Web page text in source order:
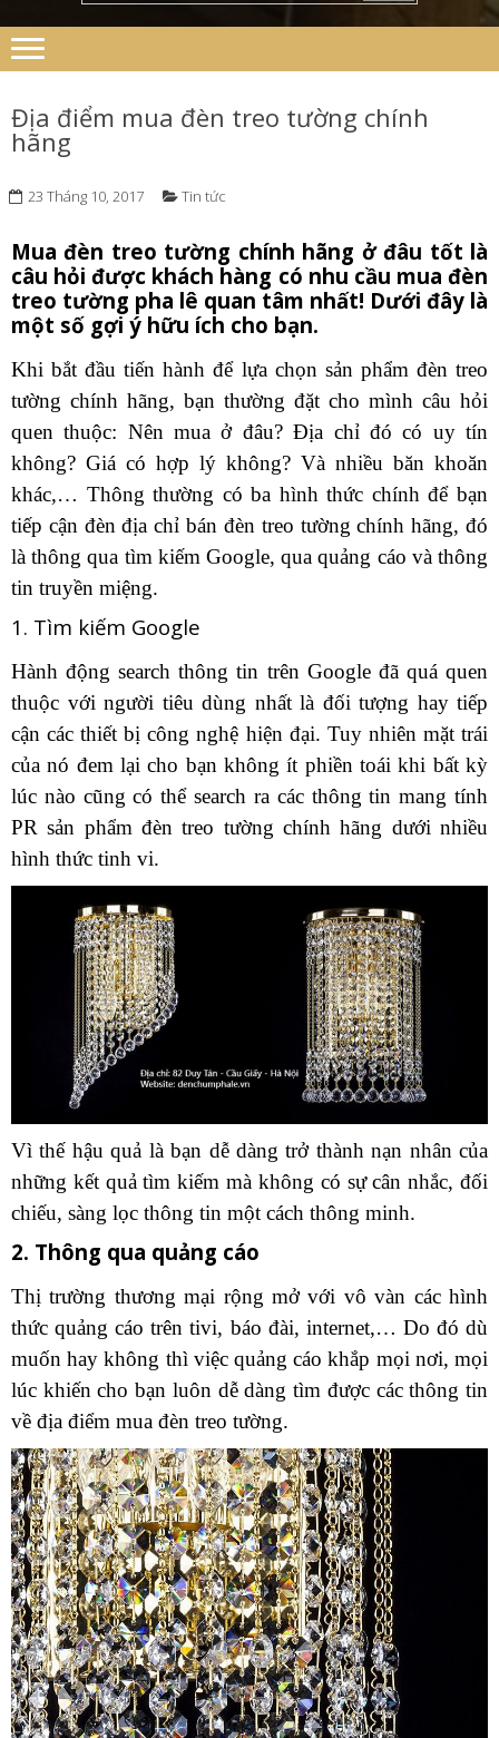
Địa điểm mua đèn treo tường chính
hãng
23 Tháng 10, 2017 Tin tức
Mua đèn treo tường chính hãng ở đâu tốt là
câu hỏi được khách hàng có nhu cầu mua đèn
treo tường pha lê quan tâm nhất! Dưới đây là
một số gợi ý hữu ích cho bạn.
Khi bắt đầu tiến hành để lựa chọn sản phẩm đèn treo
tường chính hãng, bạn thường đặt cho mình câu hỏi
quen thuộc: Nên mua ở đâu? Địa chỉ đó có uy tín
không? Giá có hợp lý không? Và nhiều băn khoăn
khác,… Thông thường có ba hình thức chính để bạn
tiếp cận đèn địa chỉ bán đèn treo tường chính hãng, đó
là thông qua tìm kiếm Google, qua quảng cáo và thông
tin truyền miệng.
1. Tìm kiếm Google
Hành động search thông tin trên Google đã quá quen
thuộc với người tiêu dùng nhất là đối tượng hay tiếp
cận các thiết bị công nghệ hiện đại. Tuy nhiên mặt trái
của nó đem lại cho bạn không ít phiền toái khi bất kỳ
lúc nào cũng có thể search ra các thông tin mang tính
PR sản phẩm đèn treo tường chính hãng dưới nhiều
hình thức tinh vi.
Vì thế hậu quả là bạn dễ dàng trở thành nạn nhân của
những kết quả tìm kiếm mà không có sự cân nhắc, đối
chiếu, sàng lọc thông tin một cách thông minh.
2. Thông qua quảng cáo
Thị trường thương mại rộng mở với vô vàn các hình
thức quảng cáo trên tivi, báo đài, internet,… Do đó dù
muốn hay không thì việc quảng cáo khắp mọi nơi, mọi
lúc khiến cho bạn luôn dễ dàng tìm được các thông tin
về địa điểm mua đèn treo tường.